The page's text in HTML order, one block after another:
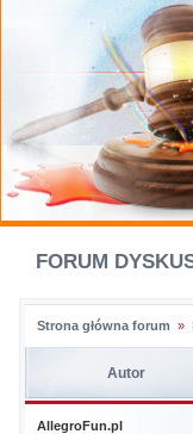
FORUM
Strona główna forum »
Autor
AllegroFun.pl